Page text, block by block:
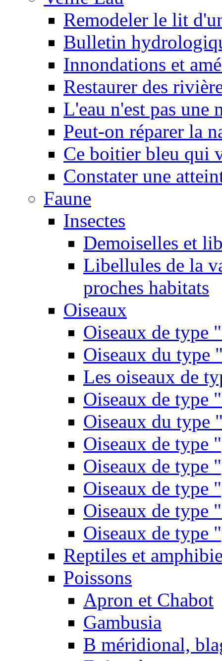
Remodeler le lit
Bulletin
Innondations et
Restaurer des
L'eau n'est pas une
Peut-on réparer la
Ce boitier bleu qui
Constater une
Faune
Insectes
Demoiselles et
Libellules de la
proches habitats
Oiseaux
Oiseaux de type
Oiseaux du type
Les oiseaux de
Oiseaux de type
Oiseaux du type
Oiseaux de type
Oiseaux de type
Oiseaux de type
Oiseaux de type
Oiseaux de type
Reptiles et
Poissons
Apron et Chabot
Gambusia
B méridional,